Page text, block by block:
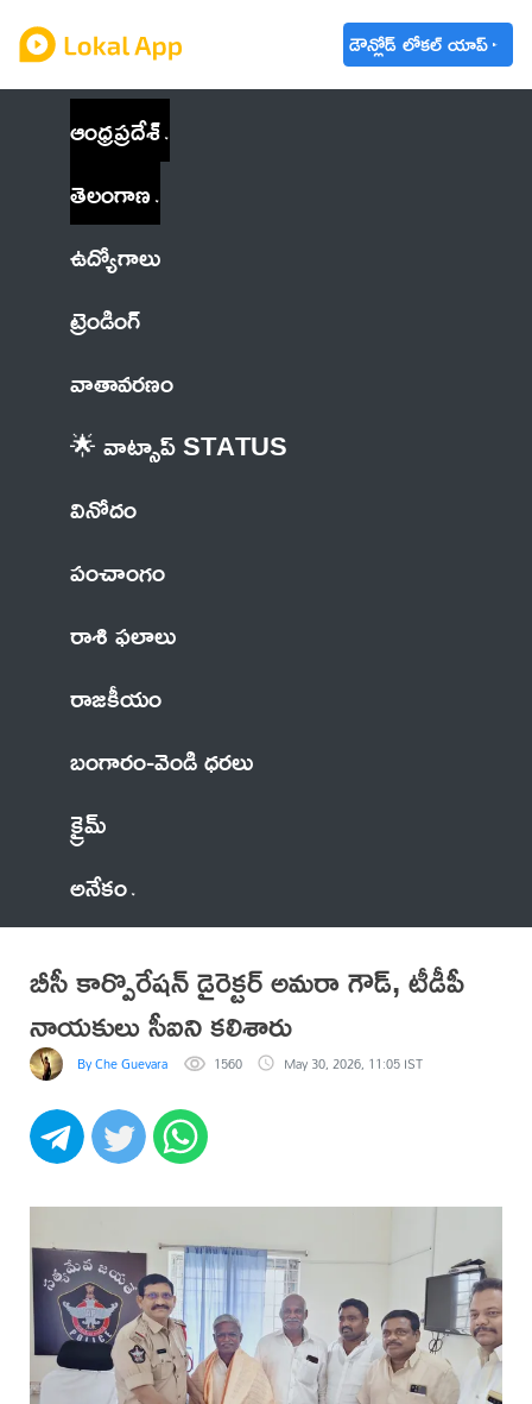
డౌన్లోడ్ లోకల్ యాప్
ఆంధ్రప్రదేశ్
తెలంగాణ
ఉద్యోగాలు
ట్రెండింగ్
వాతావరణం
🌟 వాట్సాప్ STATUS
వినోదం
పంచాంగం
రాశి ఫలాలు
రాజకీయం
బంగారం-వెండి ధరలు
క్రైమ్
అనేకం
బీసీ కార్పొరేషన్ డైరెక్టర్ అమరా గౌడ్, టీడీపీ
నాయకులు సీఐని కలిశారు
By Che Guevara 1560 May 30, 2026, 11:05 IST